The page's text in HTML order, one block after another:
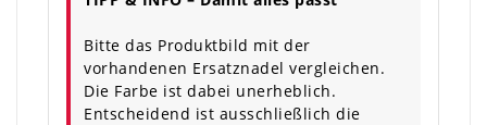
Bitte das Produktbild mit der
vorhandenen Ersatznadel vergleichen.
Die Farbe ist dabei unerheblich.
Entscheidend ist ausschließlich die